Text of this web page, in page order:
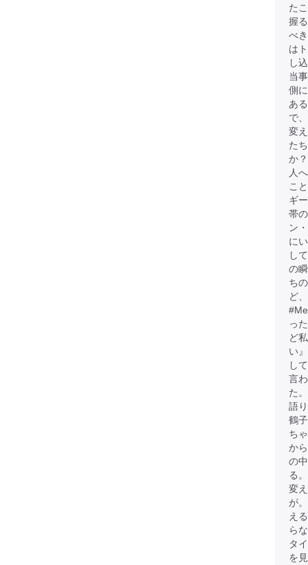
た
握
べ
は
し
当
側
あ
で
変
た
か
人
こ
ギ
帯
ン
に
し
の
ち
ど
っ
ど
い
し
言
た
語
鶴
ち
か
の
る
変
が
え
ら
タ
を